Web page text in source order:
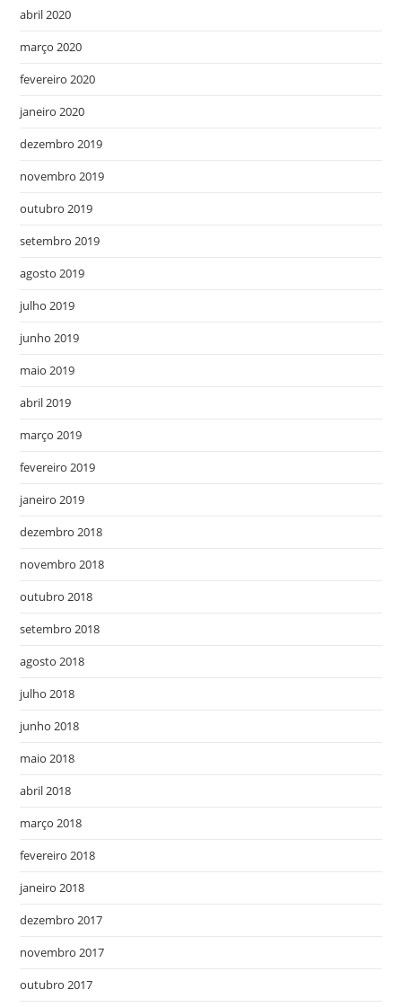
abril 2020
março 2020
fevereiro 2020
janeiro 2020
dezembro 2019
novembro 2019
outubro 2019
setembro 2019
agosto 2019
julho 2019
junho 2019
maio 2019
abril 2019
março 2019
fevereiro 2019
janeiro 2019
dezembro 2018
novembro 2018
outubro 2018
setembro 2018
agosto 2018
julho 2018
junho 2018
maio 2018
abril 2018
março 2018
fevereiro 2018
janeiro 2018
dezembro 2017
novembro 2017
outubro 2017